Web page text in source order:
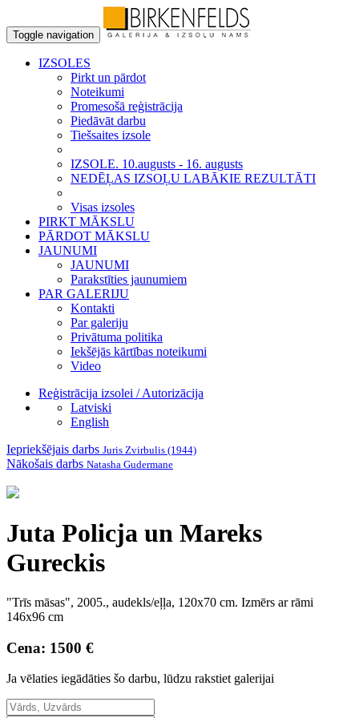
Toggle navigation
IZSOLES
Pirkt un pārdot
Noteikumi
Promesošā reģistrācija
Piedāvāt darbu
Tiešsaites izsole
IZSOLE. 10.augusts - 16. augusts
NEDĒĻAS IZSOĻU LABĀKIE REZULTĀTI
Visas izsoles
PIRKT MĀKSLU
PĀRDOT MĀKSLU
JAUNUMI
JAUNUMI
Parakstīties jaunumiem
PAR GALERIJU
Kontakti
Par galeriju
Privātuma politika
Iekšējās kārtības noteikumi
Video
Reģistrācija izsolei / Autorizācija
Latviski
English
Iepriekšējais darbs Juris Zvirbulis (1944)
Nākošais darbs Natasha Gudermane
Juta Policja un Mareks
Gureckis
"Trīs māsas", 2005., audekls/eļļa, 120x70 cm. Izmērs ar rāmi
146x96 cm
Cena: 1500 €
Ja vēlaties iegādāties šo darbu, lūdzu rakstiet galerijai